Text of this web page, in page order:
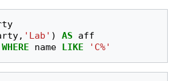
, 'Lab' ) AS
aff
WHERE name LIKE 'C%'